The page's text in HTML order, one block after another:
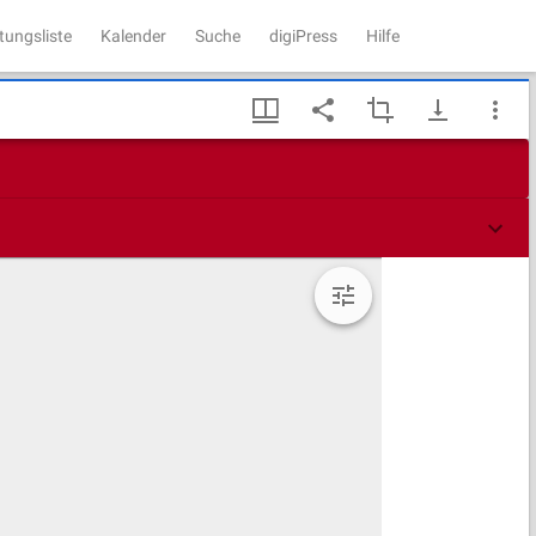
Kalender Suche digiPress Hilfe